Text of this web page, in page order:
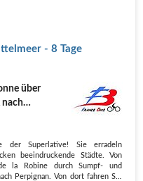
- 8 Tage
über
nach
der Superlative! Sie erradeln
beeindruckende Städte. Von
la Robine durch Sumpf- und
Perpignan. Von dort fahren Sie